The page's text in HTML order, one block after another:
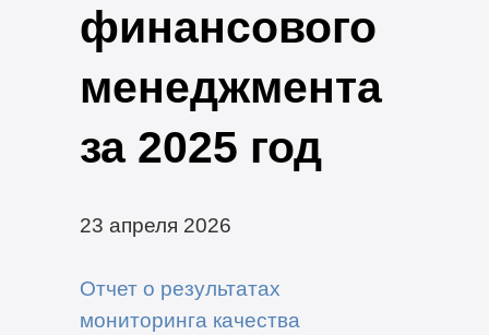
финансового
менеджмента
за 2025 год
23 апреля 2026
Отчет о результатах
мониторинга качества